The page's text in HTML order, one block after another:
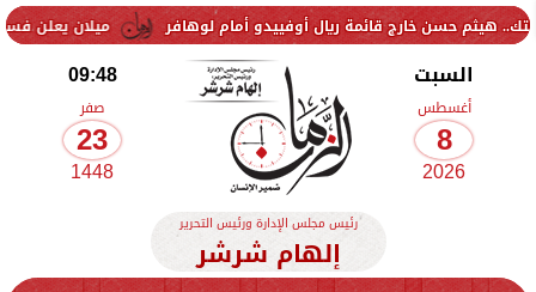
ميلان يعلن فسخ عقد إسماعيل قائمة ريال أوفييدو أمام لوهافر
السبت
أغسطس
8
2026
09:48
صفر
23
1448
رئيس مجلس الإدارة ورئيس التحرير
إلهام شرشر